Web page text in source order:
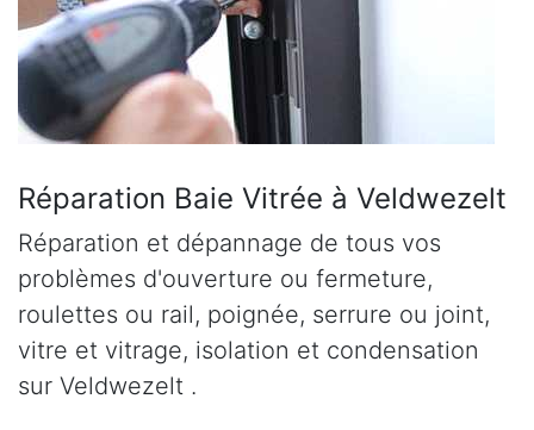
Réparation Baie Vitrée à Veldwezelt
Réparation et dépannage de tous vos
problèmes d'ouverture ou fermeture,
roulettes ou rail, poignée, serrure ou joint,
vitre et vitrage, isolation et condensation
sur Veldwezelt .